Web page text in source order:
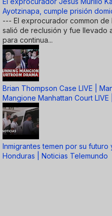
Ayotzinapa, cumple prisión
--- El exprocurador common de
salió de reclusión y fue llevado
para continua...
Brian Thompson Case LIVE |
Mangione Manhattan Court LIVE
Inmigrantes temen por su
Honduras | Noticias Telemundo